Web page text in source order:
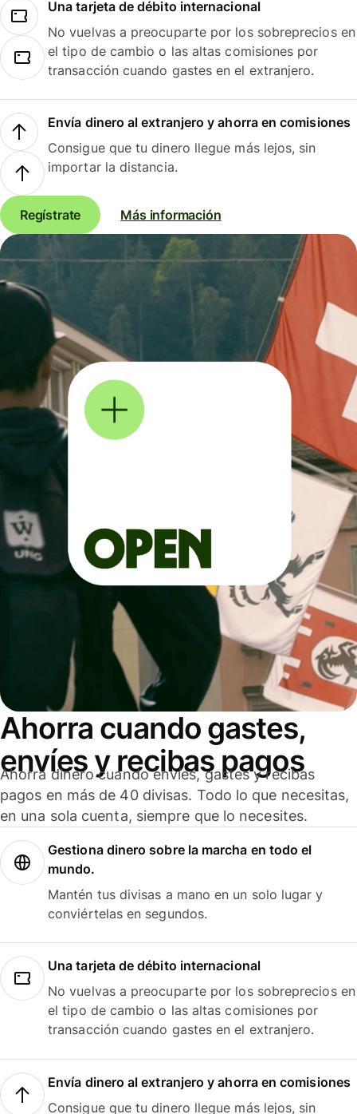
Una tarjeta de débito internacional
No vuelvas a preocuparte por los sobreprecios en
el tipo de cambio o las altas comisiones por
transacción cuando gastes en el extranjero.
Envía dinero al extranjero y ahorra en comisiones
Consigue que tu dinero llegue más lejos, sin
importar la distancia.
Regístrate Más información
Ahorra cuando gastes,
envíes y recibas pagos
Ahorra dinero cuando envíes, gastes y recibas
pagos en más de 40 divisas. Todo lo que necesitas,
en una sola cuenta, siempre que lo necesites.
Gestiona dinero sobre la marcha en todo el
mundo.
Mantén tus divisas a mano en un solo lugar y
conviértelas en segundos.
Una tarjeta de débito internacional
No vuelvas a preocuparte por los sobreprecios en
el tipo de cambio o las altas comisiones por
transacción cuando gastes en el extranjero.
Envía dinero al extranjero y ahorra en comisiones
Consigue que tu dinero llegue más lejos, sin